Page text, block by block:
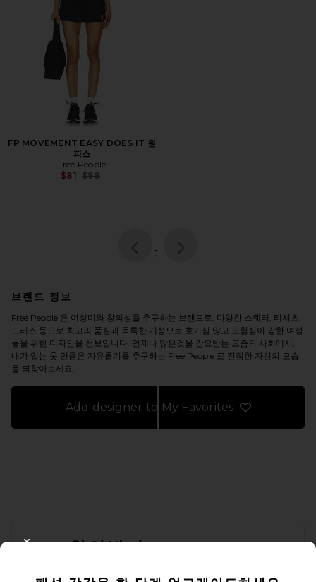
FP MOVEMENT EASY DOES IT 원
피스
Free People
$81 Previous price:
$98
page
1
브랜드 정보
Free People 은 여성미와 창의성을 추구하는 브랜드로, 다양한 스웨터, 티셔츠,
드레스 등으로 최고의 품질과 독특한 개성으로 호기심 많고 모험심이 강한 여성
들을 위한 디자인을 선보입니다. 언제나 많은것을 강요받는 요즘의 사회에서,
내가 입는 옷 만큼은 자유롭기를 추구하는 Free People 로 진정한 자신의 모습
을 되찾아보세요.
Add designer to My Favorites
10% 할인받기